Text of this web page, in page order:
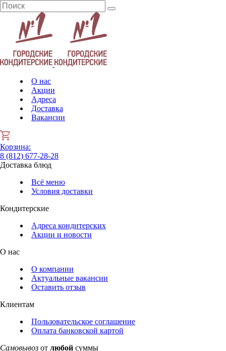
О нас
Акции
Адреса
Доставка
Вакансии
Корзина:
8 (812) 677-28-28
Доставка блюд
Всё меню
Условия доставки
Кондитерские
Адреса кондитерских
Акции и новости
О нас
О компании
Актуальные вакансии
Оставить отзыв
Клиентам
Пользовательское соглашение
Оплата банковской картой
Самовывоз от любой суммы